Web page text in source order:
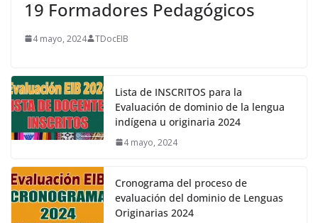
19 Formadores Pedagógicos
4 mayo, 2024 TDocEIB
Lista de INSCRITOS para la
Evaluación de dominio de la lengua
indígena u originaria 2024
4 mayo, 2024
Cronograma del proceso de
evaluación del dominio de Lenguas
Originarias 2024